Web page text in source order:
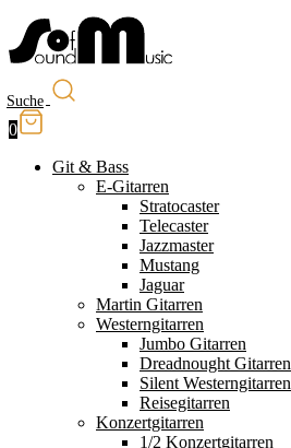
Suche
0
Git & Bass
E-Gitarren
Stratocaster
Telecaster
Jazzmaster
Mustang
Jaguar
Martin Gitarren
Westerngitarren
Jumbo Gitarren
Dreadnought Gitarren
Silent Westerngitarren
Reisegitarren
Konzertgitarren
1/2 Konzertgitarren